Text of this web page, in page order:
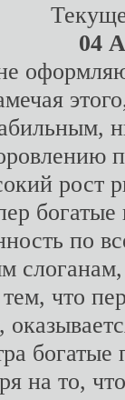
04
рост
по
что
богатые
на то,